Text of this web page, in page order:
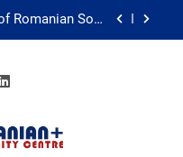
Romanian Soul
dance and dine